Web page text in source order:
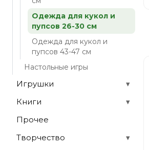
Одежда для кукол и
пупсов 26-30 см
Одежда для кукол и
пупсов 43-47 см
Настольные игры
Игрушки
▾
Книги
▾
Прочее
Творчество
▾